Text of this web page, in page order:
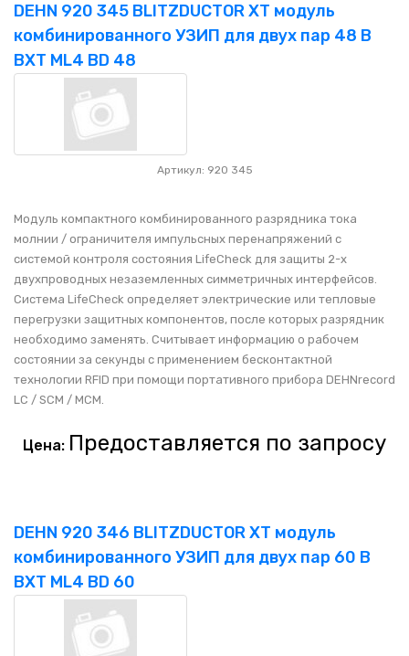
DEHN 920 345 BLITZDUCTOR XT модуль
комбинированного УЗИП для двух пар 48 В
BXT ML4 BD 48
Артикул: 920 345
Модуль компактного комбинированного разрядника тока
молнии / ограничителя импульсных перенапряжений с
системой контроля состояния LifeCheck для защиты 2-х
двухпроводных незаземленных симметричных интерфейсов.
Система LifeCheck определяет электрические или тепловые
перегрузки защитных компонентов, после которых разрядник
необходимо заменять. Считывает информацию о рабочем
состоянии за секунды с применением бесконтактной
технологии RFID при помощи портативного прибора DEHNrecord
LC / SCM / MCM.
Цена: Предоставляется по запросу
DEHN 920 346 BLITZDUCTOR XT модуль
комбинированного УЗИП для двух пар 60 В
BXT ML4 BD 60